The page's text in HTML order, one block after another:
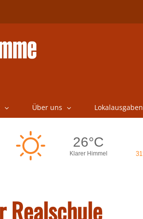
Über uns Lokalausgaben
Realschule